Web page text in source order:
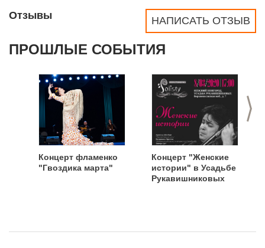
НАПИСАТЬ ОТЗЫВ
Отзывы
ПРОШЛЫЕ СОБЫТИЯ
>
Концерт фламенко
"Гвоздика марта"
Концерт "Женские
истории" в Усадьбе
Рукавишниковых